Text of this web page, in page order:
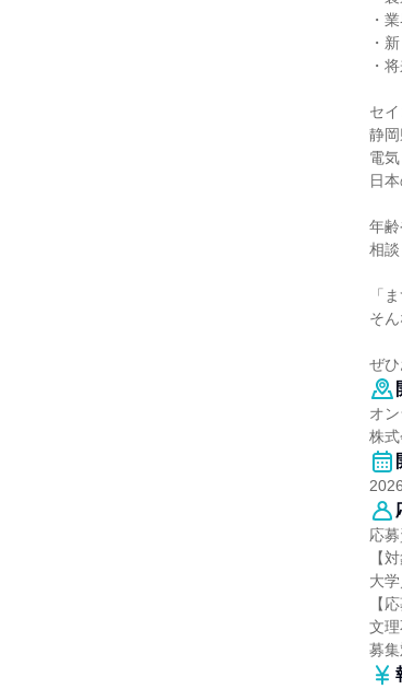
・
・
・
セ
静岡
電
日
年
相
「
そ
ぜひ
オ
株
応
【
大
【
文理
募